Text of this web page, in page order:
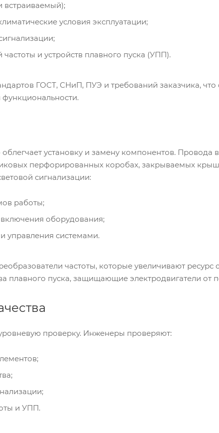
встраиваемый);
условия эксплуатации;
и устройств плавного пуска (УПП).
ГОСТ, СНиП, ПУЭ и требований заказчика, что
функциональности.
установку и замену компонентов. Провода
перфорированных коробах, закрываемых
сигнализации:
работы;
оборудования;
управления системами.
частоты, которые увеличивают ресурс
плавного пуска, защищающие электродвигатели от
проверку. Инженеры проверяют:
и УПП.